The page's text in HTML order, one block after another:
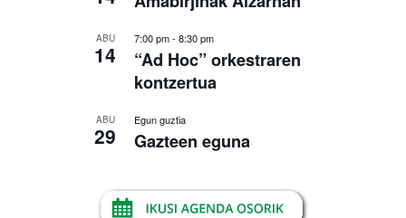
ABU
14
7:00 pm- 8:30 pm
“Ad Hoc” orkestraren
kontzertua
ABU
29
Egun guztia
Gazteen eguna